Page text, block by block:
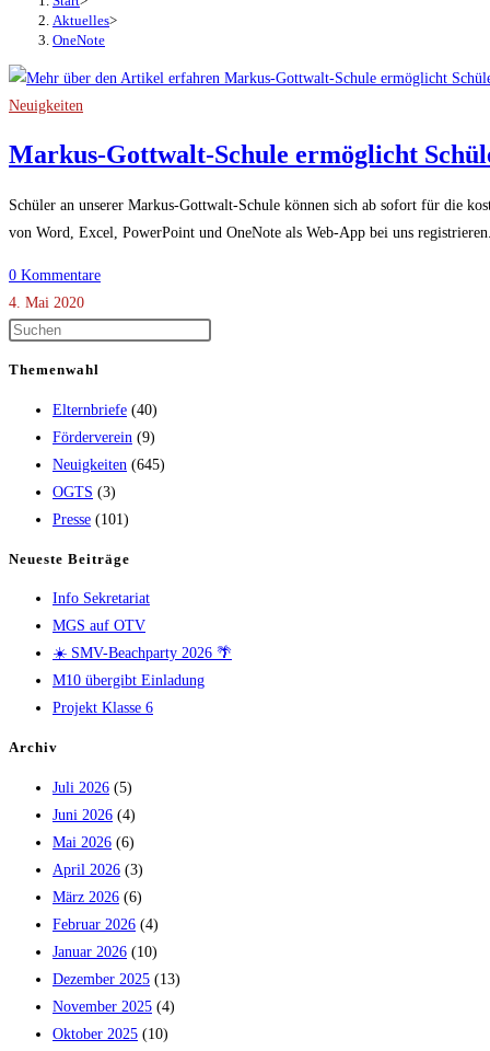
Aktuelles>
OneNote
Neuigkeiten
Markus-Gottwalt-Schule ermöglicht
Schüler an unserer Markus-Gottwalt-Schule können sich ab sofort für die
von Word, Excel, PowerPoint und OneNote als Web-App bei uns
0 Kommentare
4. Mai 2020
Themenwahl
Elternbriefe (40)
Förderverein (9)
Neuigkeiten (645)
OGTS (3)
Presse (101)
Neueste Beiträge
Info Sekretariat
MGS auf OTV
☀️ SMV-Beachparty 2026 🌴
M10 übergibt Einladung
Projekt Klasse 6
Archiv
Juli 2026 (5)
Juni 2026 (4)
Mai 2026 (6)
April 2026 (3)
März 2026 (6)
Februar 2026 (4)
Januar 2026 (10)
Dezember 2025 (13)
November 2025 (4)
Oktober 2025 (10)